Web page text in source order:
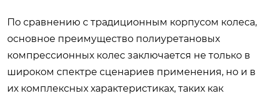
По сравнению с традиционным корпусом колеса,
основное преимущество полиуретановых
компрессионных колес заключается не только в
широком спектре сценариев применения, но и в
их комплексных характеристиках, таких как